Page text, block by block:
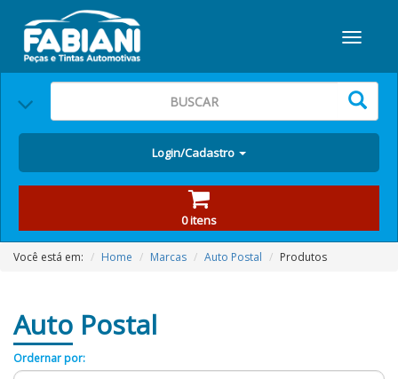
Login/Cadastro
0 itens
Você está em: Home Marcas Auto Postal Produtos
Auto Postal
Ordernar por: